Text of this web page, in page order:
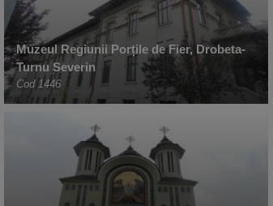
Muzeul Regiunii Porțile de Fier, Drobeta-
Turnu Severin
Cod 1446